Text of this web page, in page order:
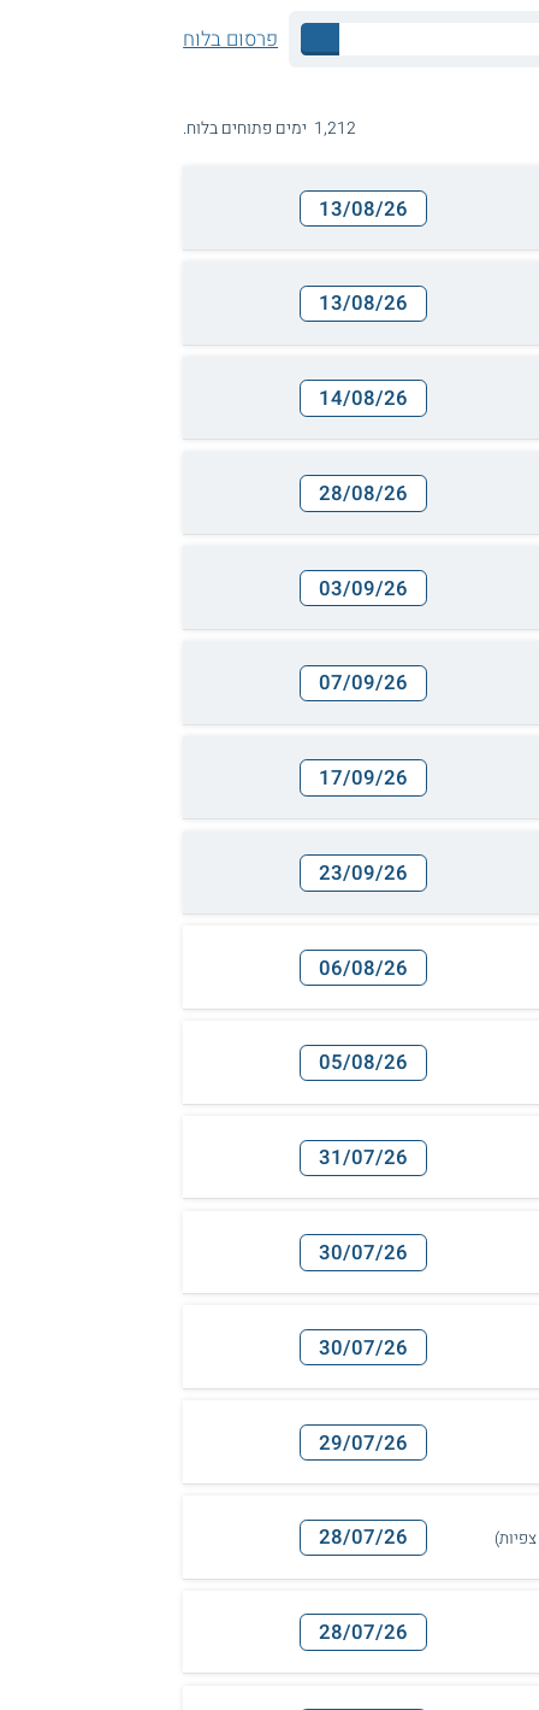
פרסום בלוח
1,212 ימים פתוחים בלוח.
13/08/26
13/08/26
14/08/26
28/08/26
03/09/26
07/09/26
17/09/26
23/09/26
06/08/26
05/08/26
31/07/26
30/07/26
30/07/26
29/07/26
28/07/26
28/07/26